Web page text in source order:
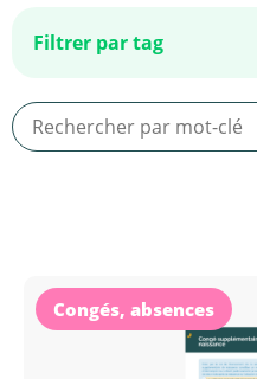
Congés, absences